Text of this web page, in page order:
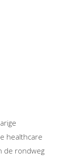
healthcare
de rondweg